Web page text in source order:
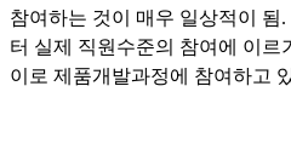
참여하는 것이 매우 일상적이 됨
터 실제 직원수준의 참여에 이르
이로 제품개발과정에 참여하고